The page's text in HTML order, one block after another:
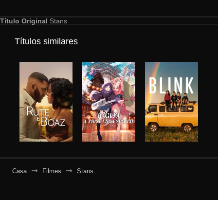
Título Original Stans
Títulos similares
Casa Filmes Stans